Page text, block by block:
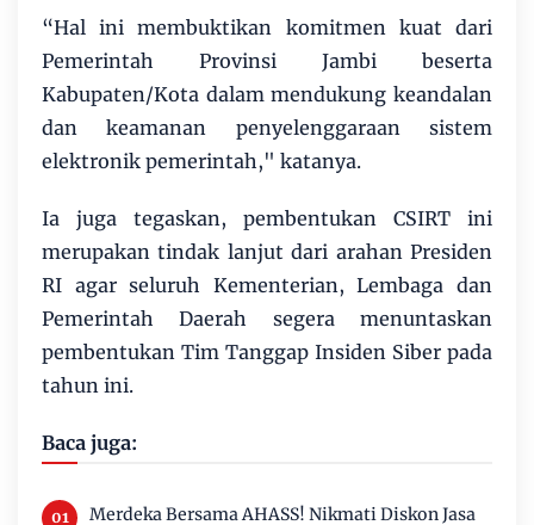
“Hal ini membuktikan komitmen kuat dari
Pemerintah Provinsi Jambi beserta
Kabupaten/Kota dalam mendukung keandalan
dan keamanan penyelenggaraan sistem
elektronik pemerintah," katanya.
Ia juga tegaskan, pembentukan CSIRT ini
merupakan tindak lanjut dari arahan Presiden
RI agar seluruh Kementerian, Lembaga dan
Pemerintah Daerah segera menuntaskan
pembentukan Tim Tanggap Insiden Siber pada
tahun ini.
Baca juga:
Merdeka Bersama AHASS! Nikmati Diskon Jasa